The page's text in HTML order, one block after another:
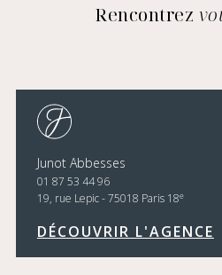
Rencontrez
Junot Abbesses
01 87 53 44 96
19, rue Lepic - 75018 Paris 18e
DÉCOUVRIR L'AGENCE